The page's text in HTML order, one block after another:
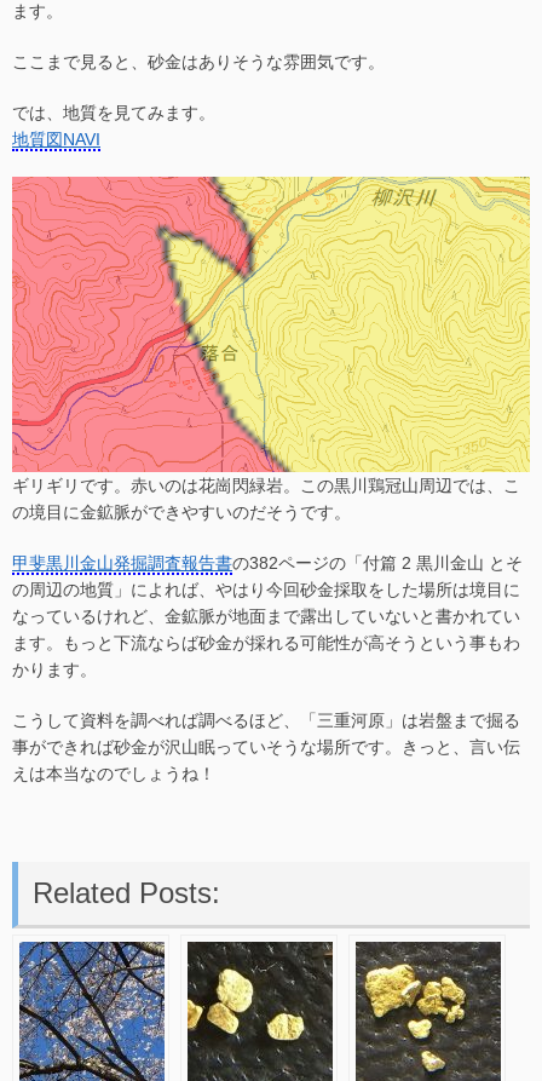
ます。
ここまで見ると、砂金はありそうな雰囲気です。
では、地質を見てみます。
地質図NAVI
ギリギリです。赤いのは花崗閃緑岩。この黒川鶏冠山周辺では、こ
の境目に金鉱脈ができやすいのだそうです。
甲斐黒川金山発掘調査報告書の382ページの「付篇 2 黒川金山 とそ
の周辺の地質」によれば、やはり今回砂金採取をした場所は境目に
なっているけれど、金鉱脈が地面まで露出していないと書かれてい
ます。もっと下流ならば砂金が採れる可能性が高そうという事もわ
かります。
こうして資料を調べれば調べるほど、「三重河原」は岩盤まで掘る
事ができれば砂金が沢山眠っていそうな場所です。きっと、言い伝
えは本当なのでしょうね！
Related Posts: